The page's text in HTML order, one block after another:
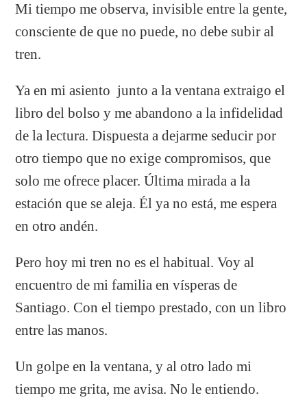
Mi tiempo me observa, invisible entre la gente,
consciente de que no puede, no debe subir al
tren.
Ya en mi asiento junto a la ventana extraigo el
libro del bolso y me abandono a la infidelidad
de la lectura. Dispuesta a dejarme seducir por
otro tiempo que no exige compromisos, que
solo me ofrece placer. Última mirada a la
estación que se aleja. Él ya no está, me espera
en otro andén.
Pero hoy mi tren no es el habitual. Voy al
encuentro de mi familia en vísperas de
Santiago. Con el tiempo prestado, con un libro
entre las manos.
Un golpe en la ventana, y al otro lado mi
tiempo me grita, me avisa. No le entiendo.